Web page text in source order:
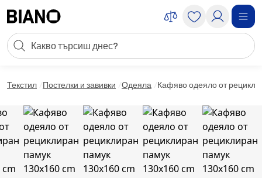
Търсене
Текстил Постелки и завивки Одеяла Кафяво одеяло от